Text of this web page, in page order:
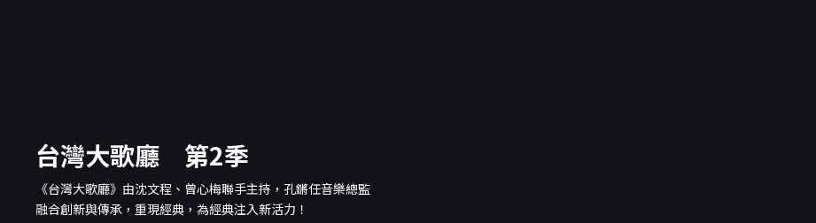
台灣大歌廳 第2季
《台灣大歌廳》由沈文程、曾心梅聯手主持，孔鏘任音樂總監
融合創新與傳承，重現經典，為經典注入新活力！